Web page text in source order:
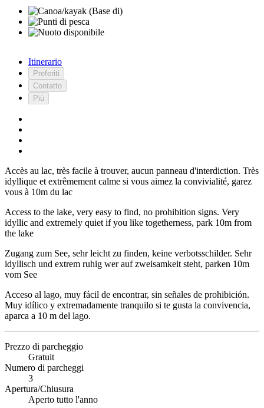
Itinerario
Preferiti
Contatto
Più
Accès au lac, très facile à trouver, aucun panneau d'interdiction. Très
idyllique et extrêmement calme si vous aimez la convivialité, garez
vous à 10m du lac
Access to the lake, very easy to find, no prohibition signs. Very
idyllic and extremely quiet if you like togetherness, park 10m from
the lake
Zugang zum See, sehr leicht zu finden, keine verbotsschilder. Sehr
idyllisch und extrem ruhig wer auf zweisamkeit steht, parken 10m
vom See
Acceso al lago, muy fácil de encontrar, sin señales de prohibición.
Muy idílico y extremadamente tranquilo si te gusta la convivencia,
aparca a 10 m del lago.
Prezzo di parcheggio
Gratuit
Numero di parcheggi
3
Apertura/Chiusura
Aperto tutto l'anno